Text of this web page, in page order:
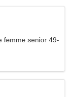
femme senior 49-